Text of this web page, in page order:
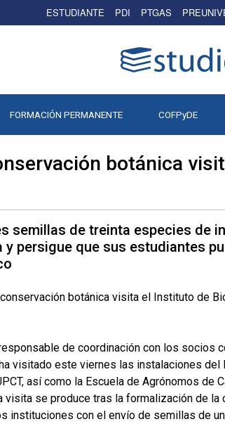
ESTUDIANTE PDI PTGAS
FORMACIÓN PERMANENTE COFPyDE
botánica
semillas de treinta especies de
persigue que sus estudiantes
de coordinación con los socios
visitado este viernes las instalaciones
así como la Escuela de Agrónomos de
visita se produce tras la formalización de la
instituciones con el envío de semillas de